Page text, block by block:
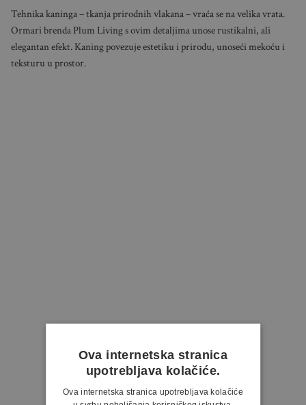
Tehnika kaninga – tkanja prirodnih vlakana – vraća se na velika vrata.
Ormari brenda Plum Living s ovim detaljima unose rustikalni, ali
elegantan efekt. Kaning povezuje estetiku i prirodu, unoseći mekoću i
teksturu u prostor.
Ova internetska stranica
upotrebljava kolačiće.
Ova internetska stranica upotrebljava kolačiće